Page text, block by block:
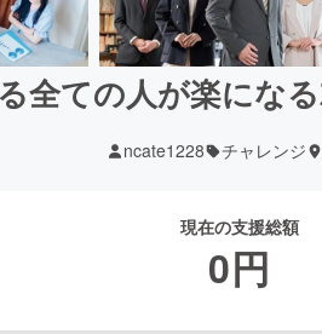
全ての人が楽にな
ncate1228 チャレンジ
現在の支援総額
0円